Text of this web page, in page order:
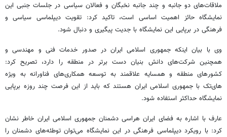
ملاقات‌های دو جانبه و چند جانبه نخبگان و فعالان سیاسی در جلسات جنبی این
نمایشگاه حائز اهمیت اساسی است، تاکید کرد: تقویت دیپلماسی سیاسی و
فرهنگی در برپایی این نمایشگاه با جدیت پیگیری و دنبال شود.
وی با بیان اینکه جمهوری اسلامی ایران در صدور خدمات فنی و مهندسی و
همچنین شرکت‌های دانش بنیان دست برتر در منطقه را دارد، تصریح کرد:
کشورهای منطقه و همسایه علاقمند به توسعه همکاری‌های فناورانه به ویژه
های‌تک با جمهوری اسلامی ایران هستند که باید از این فرصت چند روزه برپایی
نمایشگاه حداکثر استفاده شود.
عارف با اشاره به فضای ایران هراسی دشمنان جمهوری اسلامی ایران خاطر نشان
کرد: با رویکرد دیپلماسی فرهنگی در این نمایشگاه می‌توان توطئه‌های دشمنان را